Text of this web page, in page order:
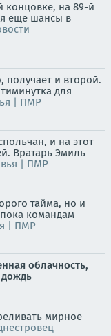
концовке, на 89-й
еще шансы в
и второй.
для
| ПМР
и на этот
Вратарь Эмиль
| ПМР
тайма, но и
командам
| ПМР
облачность,
мирное